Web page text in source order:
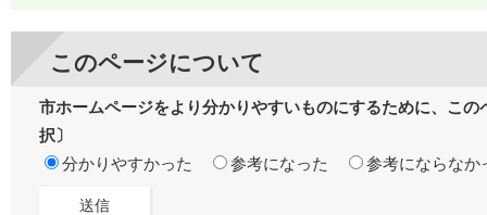
このページについて
市ホームページをより分かりやすいものにするために、こ
択〕
分かりやすかった
参考になった 参考にならなか